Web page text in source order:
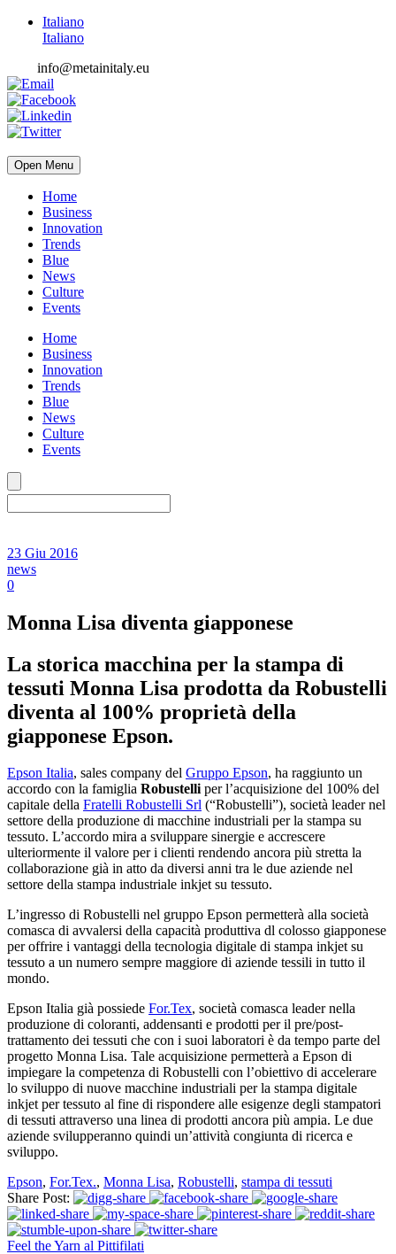
Italiano
Italiano
info@metainitaly.eu
Open Menu
Home
Business
Innovation
Trends
Blue
News
Culture
Events
Home
Business
Innovation
Trends
Blue
News
Culture
Events
23 Giu 2016
news
0
Monna Lisa diventa giapponese
La storica macchina per la stampa di
tessuti Monna Lisa prodotta da Robustelli
diventa al 100% proprietà della
giapponese Epson.
Epson Italia, sales company del Gruppo Epson, ha raggiunto un
accordo con la famiglia Robustelliper l’acquisizione del 100% del
capitale della Fratelli Robustelli Srl (“Robustelli”), società leader nel
settore della produzione di macchine industriali per la stampa su
tessuto. L’accordo mira a sviluppare sinergie e accrescere
ulteriormente il valore per i clienti rendendo ancora più stretta la
collaborazione già in atto da diversi anni tra le due aziende nel
settore della stampa industriale inkjet su tessuto.
L’ingresso di Robustelli nel gruppo Epson permetterà alla società
comasca di avvalersi della capacità produttiva dl colosso giapponese
per offrire i vantaggi della tecnologia digitale di stampa inkjet su
tessuto a un numero sempre maggiore di aziende tessili in tutto il
mondo.
Epson Italia già possiede For.Tex, società comasca leader nella
produzione di coloranti, addensanti e prodotti per il pre/post-
trattamento dei tessuti che con i suoi laboratori è da tempo parte del
progetto Monna Lisa. Tale acquisizione permetterà a Epson di
impiegare la competenza di Robustelli con l’obiettivo di accelerare
lo sviluppo di nuove macchine industriali per la stampa digitale
inkjet per tessuto al fine di rispondere alle esigenze degli stampatori
di tessuti attraverso una linea di prodotti ancora più ampia. Le due
aziende svilupperanno quindi un’attività congiunta di ricerca e
sviluppo.
Epson, For.Tex., Monna Lisa, Robustelli, stampa di tessuti
Share Post:
Feel the Yarn al Pittifilati